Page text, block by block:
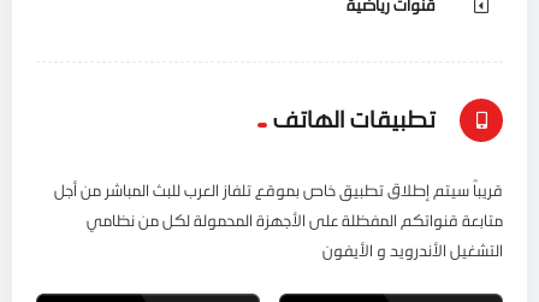
تطبيقات الهاتف
قريباً سيتم إطلاق تطبيق خاص بموقع تلفاز العرب للبث المباشر من أجل
متابعة قنواتكم المفظلة على الأجهزة المحمولة لكل من نظامي
التشغيل الأندرويد و الأيفون